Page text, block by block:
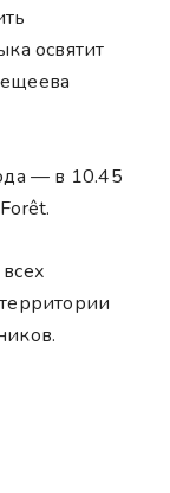
освятит
— в 10.45